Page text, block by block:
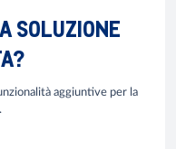
SOLUZIONE
aggiuntive per la